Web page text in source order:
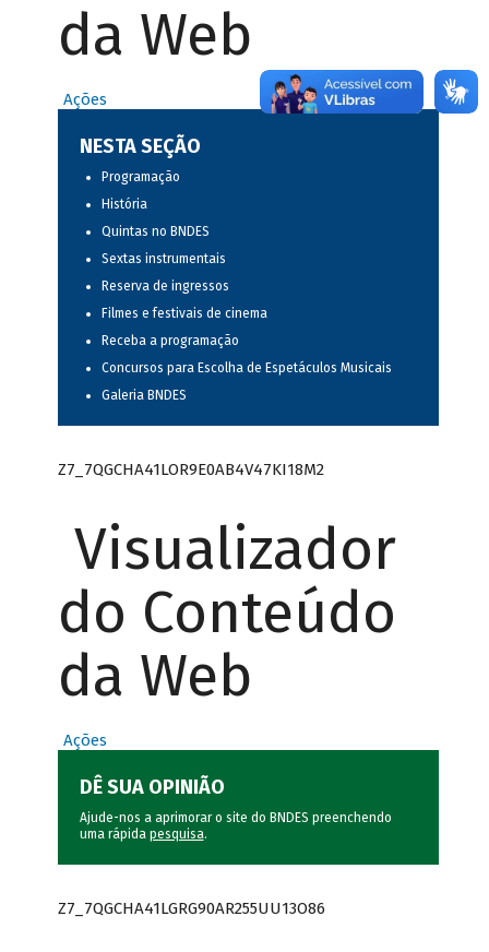
da Web
Ações
NESTA SEÇÃO
Programação
História
Quintas no BNDES
Sextas instrumentais
Reserva de ingressos
Filmes e festivais de cinema
Receba a programação
Concursos para Escolha de Espetáculos Musicais
Galeria BNDES
Z7_7QGCHA41LOR9E0AB4V47KI18M2
Visualizador
do Conteúdo
da Web
Ações
DÊ SUA OPINIÃO
Ajude-nos a aprimorar o site do BNDES preenchendo
uma rápida pesquisa.
Z7_7QGCHA41LGRG90AR255UU13O86